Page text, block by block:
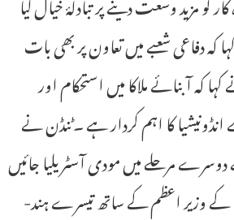
دفاعی شعبے میں تعاون پر بھی بات
کہ آبنائے ملاکا میں استحکام اور
کا اہم کردار ہے ۔ٹنڈن نے
مرحلے میں مودی آسٹریلیا جائیں
کے وزیر اعظم کے ساتھ تیسرے ہند-